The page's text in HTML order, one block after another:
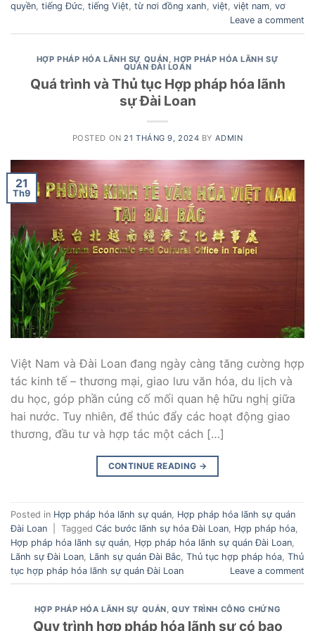
quyền, tiếng Đức, tiếng Việt, từ nơi đồng xanh, việt, việt nam, vơ
Leave a comment
HỢP PHÁP HÓA LÃNH SỰ QUÁN, HỢP PHÁP HÓA LÃNH SỰ
QUÁN ĐÀI LOAN
Quá trình và Thủ tục Hợp pháp hóa lãnh
sự Đài Loan
POSTED ON 21 THÁNG 9, 2024 BY ADMIN
21
Th9
Việt Nam và Đài Loan đang ngày càng tăng cường hợp
tác kinh tế – thương mại, giao lưu văn hóa, du lịch và
du học, góp phần củng cố mối quan hệ hữu nghị giữa
hai nước. Tuy nhiên, để thúc đẩy các hoạt động giao
thương, đầu tư và hợp tác một cách […]
CONTINUE READING →
Posted in Hợp pháp hóa lãnh sự quán Hợp pháp hóa lãnh sự quán
Đài Loan
Tagged Các bước lãnh sự hóa Đài Loan Hợp pháp hóa
Hợp pháp hóa lãnh sự quán Hợp pháp hóa lãnh sự quán Đài Loan
Lãnh sự Đài Loan Lãnh sự quán Đài Bắc Thủ tục hợp pháp hóa Thủ
tục hợp pháp hóa lãnh sự quán Đài Loan
Leave a comment
HỢP PHÁP HÓA LÃNH SỰ QUÁN, QUY TRÌNH CÔNG CHỨNG
Quy trình hợp pháp hóa lãnh sự có bao